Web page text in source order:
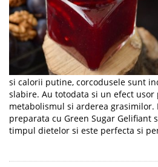
si calorii putine, corcodusele sunt
slabire. Au totodata si un efect usor
metabolismul si arderea grasimilor.
preparata cu Green Sugar Gelifiant
timpul dietelor si este perfecta si